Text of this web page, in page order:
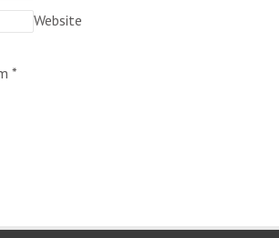
Website
*